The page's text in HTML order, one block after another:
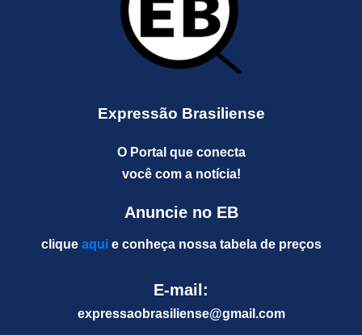
Expressão Brasiliense
O Portal que conecta
você com a notícia!
Anuncie no EB
clique aquie conheça nossa tabela de preços
E-mail:
expressaobrasiliense@gmail.com